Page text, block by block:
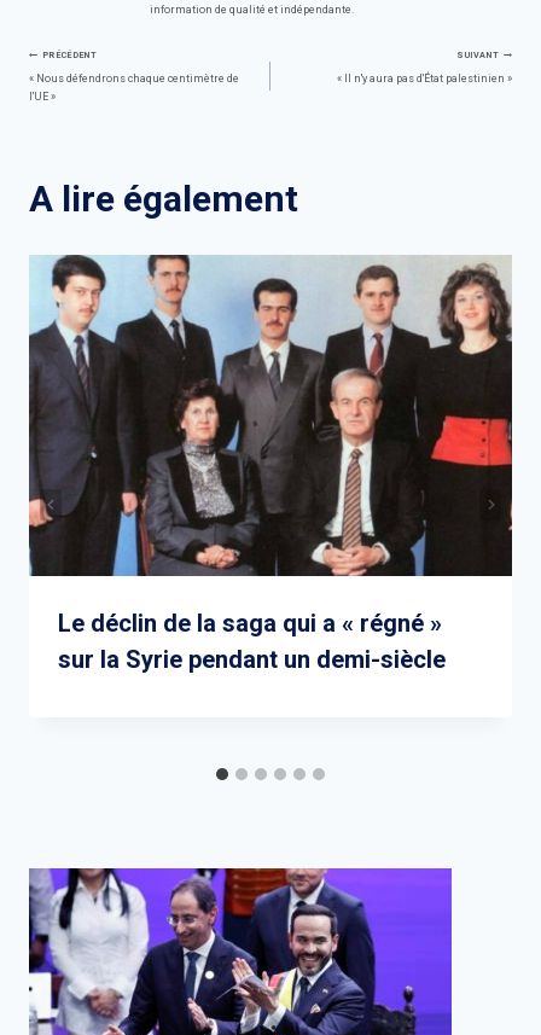
information de qualité et indépendante.
Navigation
PRÉCÉDENT
« Nous défendrons chaque centimètre de
l'UE »
SUIVANT
« Il n'y aura pas d'État palestinien »
A lire également
Le déclin de la saga qui a « régné »
sur la Syrie pendant un demi-siècle